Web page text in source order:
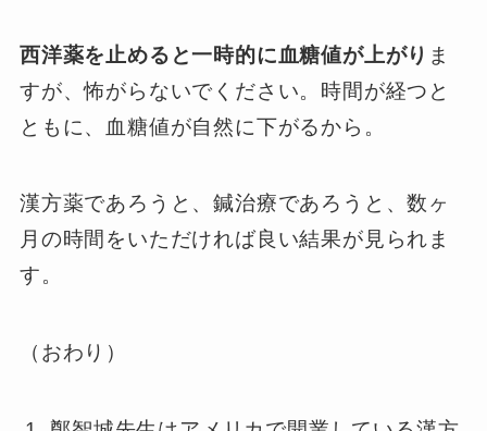
西洋薬を止めると一時的に血糖値が上がり ま
すが、怖がらないでください。時間が経つと
ともに、血糖値が自然に下がるから。
漢方薬であろうと、鍼治療であろうと、数ヶ
月の時間をいただければ良い結果が見られま
す。
（おわり）